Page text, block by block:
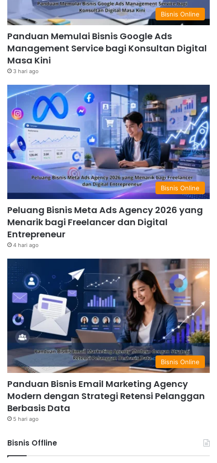
Bisnis Online
Panduan Memulai Bisnis Google Ads
Management Service bagi Konsultan Digital
Masa Kini
3 hari ago
Bisnis Online
Peluang Bisnis Meta Ads Agency 2026 yang
Menarik bagi Freelancer dan Digital
Entrepreneur
4 hari ago
Bisnis Online
Panduan Bisnis Email Marketing Agency
Modern dengan Strategi Retensi Pelanggan
Berbasis Data
5 hari ago
Bisnis Offline